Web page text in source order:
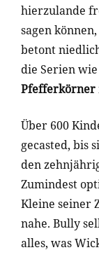
hierzulande
sagen
betont
die Serien wie
Pfefferkörner
Über 600
gecasted, bis
den
Zumindest
Kleine seiner
nahe. Bully
alles, was